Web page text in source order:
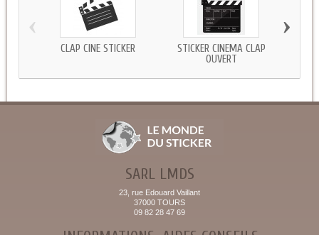
CLAP CINÉ STICKER
STICKER CINÉMA CLAP
OUVERT
‹ ›
SARL LMDS
23, rue Edouard Vaillant
37000 TOURS
09 82 28 47 69